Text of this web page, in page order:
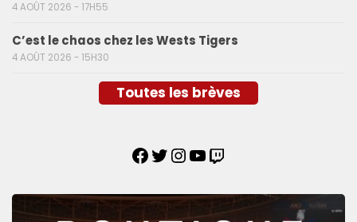
4 AOÛT 2026 - 17H55
C’est le chaos chez les Wests Tigers
4 AOÛT 2026 - 15H30
Toutes les brèves